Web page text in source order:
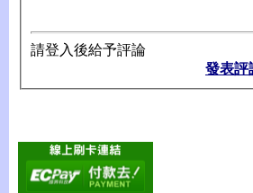
請登入後給予評論
發表評